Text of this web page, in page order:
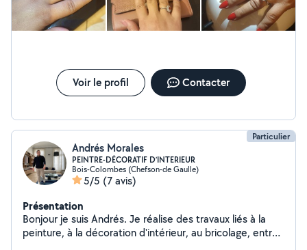
Voir le profil Contacter
Particulier
Andrés Morales
PEINTRE-DÉCORATIF D’INTERIEUR
Bois-Colombes (Chefson-de Gaulle)
5/5 (7 avis)
Présentation
Bonjour je suis Andrés. Je réalise des travaux liés à la
peinture, à la décoration d'intérieur, au bricolage, entre